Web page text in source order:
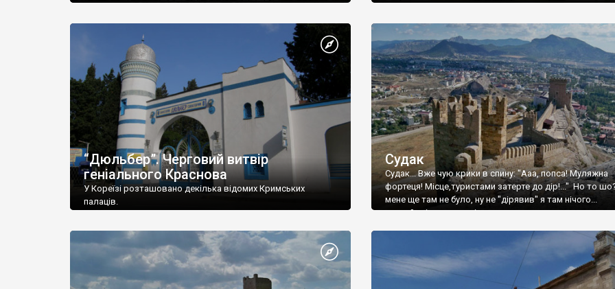
“Дюльбер”. Черговий витвір
геніального Краснова
У Кореїзі розташовано декілька відомих Кримських
палаців.
Судак
Судак... Вже чую крики в спину: "Ааа, попса! Муляжна
фортеця! Місце,туристами затерте до дір!..." Но то
мене ще там не було, ну не "дірявив" я там нічого...
принаймні до цього літа.